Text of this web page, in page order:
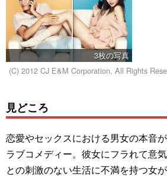
3枚の写真
(C) 2012 CJ E&M Corporation, All Rights
見どころ
恋愛やセックスにおける男女の本音
ラブコメディー。彼女にフラれて意
との刺激のない生活に不満を持つ女